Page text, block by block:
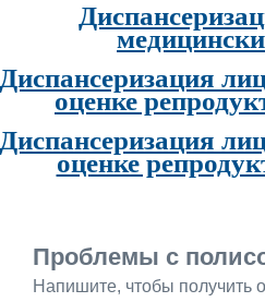
Диспансеризация
оценке
Диспансеризация
оценке
Проблемы с
Напишите, чтобы получить